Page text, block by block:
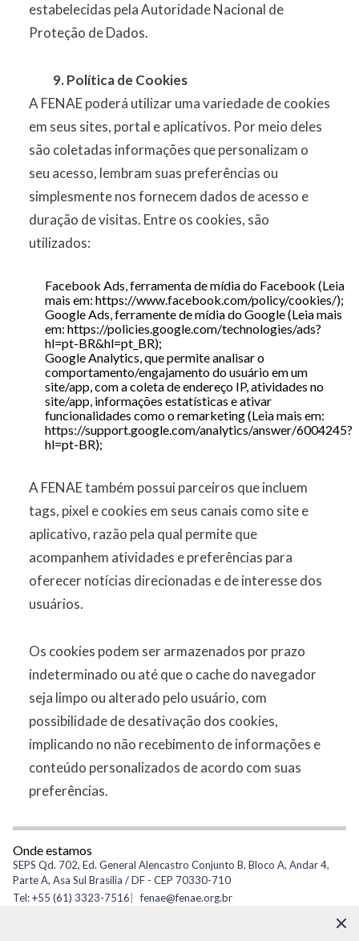
estabelecidas pela Autoridade Nacional de
Proteção de Dados.
9. Política de Cookies
A FENAE poderá utilizar uma variedade de cookies
em seus sites, portal e aplicativos. Por meio deles
são coletadas informações que personalizam o
seu acesso, lembram suas preferências ou
simplesmente nos fornecem dados de acesso e
duração de visitas. Entre os cookies, são
utilizados:
Facebook Ads, ferramenta de mídia do Facebook (Leia
mais em: https://www.facebook.com/policy/cookies/);
Google Ads, ferramente de mídia do Google (Leia mais
em: https://policies.google.com/technologies/ads?
hl=pt-BR&hl=pt_BR);
Google Analytics, que permite analisar o
comportamento/engajamento do usuário em um
site/app, com a coleta de endereço IP, atividades no
site/app, informações estatísticas e ativar
funcionalidades como o remarketing (Leia mais em:
https://support.google.com/analytics/answer/6004245?
hl=pt-BR);
A FENAE também possui parceiros que incluem
tags, pixel e cookies em seus canais como site e
aplicativo, razão pela qual permite que
acompanhem atividades e preferências para
oferecer notícias direcionadas e de interesse dos
usuários.
Os cookies podem ser armazenados por prazo
indeterminado ou até que o cache do navegador
seja limpo ou alterado pelo usuário, com
possibilidade de desativação dos cookies,
implicando no não recebimento de informações e
conteúdo personalizados de acordo com suas
preferências.
Onde estamos
SEPS Qd. 702, Ed. General Alencastro Conjunto B, Bloco A, Andar 4,
Parte A, Asa Sul Brasília / DF - CEP 70330-710
Tel: +55 (61) 3323-7516
fenae@fenae.org.br